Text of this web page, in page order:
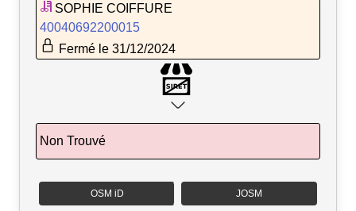
SOPHIE COIFFURE
40040692200015
Fermé le 31/12/2024
Non Trouvé
OSM iD JOSM